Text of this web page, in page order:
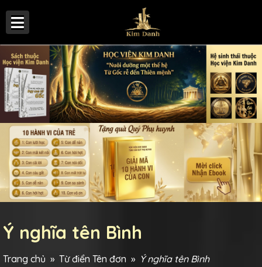
Ý nghĩa tên Bình
Trang chủ » Từ điển Tên đơn » Ý nghĩa tên Bình